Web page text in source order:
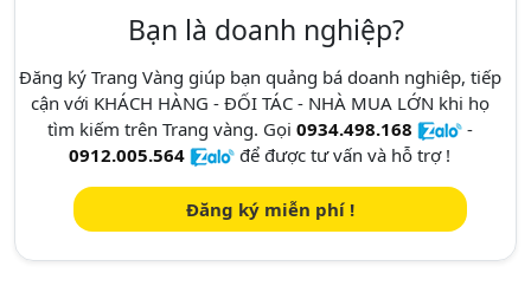
Bạn là doanh nghiệp?
Đăng ký Trang Vàng giúp bạn quảng bá doanh nghiêp, tiếp
cận với KHÁCH HÀNG - ĐỐI TÁC - NHÀ MUA LỚN khi họ
tìm kiếm trên Trang vàng. Gọi 0934.498.168
-
0912.005.564
để được tư vấn và hỗ trợ !
Đăng ký miễn phí !